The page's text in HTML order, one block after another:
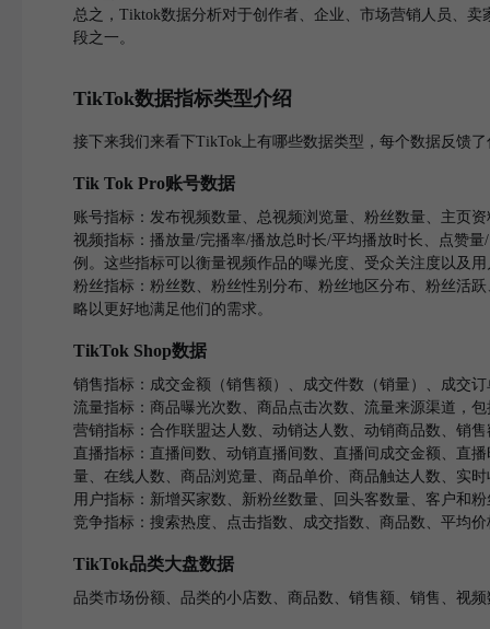
总之，Tiktok数据分析对于创作者、企业、市场营销人员、
段之一。
TikTok数据指标类型介绍
接下来我们来看下TikTok上有哪些数据类型，每个数据反馈
Tik Tok Pro账号数据
账号指标：发布视频数量、总视频浏览量、粉丝数量、主页
视频指标：播放量/完播率/播放总时长/平均播放时长、点赞
例。这些指标可以衡量视频作品的曝光度、受众关注度以及
粉丝指标：粉丝数、粉丝性别分布、粉丝地区分布、粉丝活
略以更好地满足他们的需求。
TikTok Shop数据
销售指标：成交金额（销售额）、成交件数（销量）、成交
流量指标：商品曝光次数、商品点击次数、流量来源渠道，
营销指标：合作联盟达人数、动销达人数、动销商品数、销
直播指标：直播间数、动销直播间数、直播间成交金额、直
量、在线人数、商品浏览量、商品单价、商品触达人数、实
用户指标：新增买家数、新粉丝数量、回头客数量、客户和
竞争指标：搜索热度、点击指数、成交指数、商品数、平均
TikTok品类大盘数据
品类市场份额、品类的小店数、商品数、销售额、销售、视